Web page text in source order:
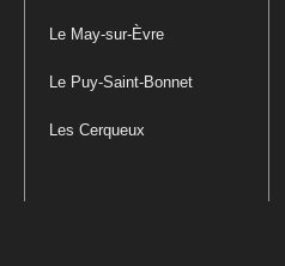
Le May-sur-Èvre
Le Puy-Saint-Bonnet
Les Cerqueux